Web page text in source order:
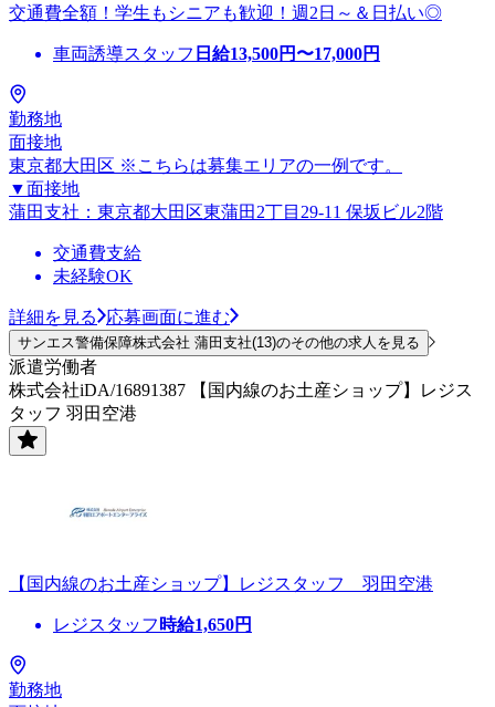
交通費全額！学生もシニアも歓迎！週2日～＆日払い◎
車両誘導スタッフ 日給13,500円〜17,000円
勤務地
面接地
東京都大田区 ※こちらは募集エリアの一例です。
▼面接地
蒲田支社：東京都大田区東蒲田2丁目29-11 保坂ビル2階
交通費支給
未経験OK
詳細を見る 応募画面に進む
サンエス警備保障株式会社 蒲田支社(13)のその他の求人を見る
派遣労働者
株式会社iDA/16891387 【国内線のお土産ショップ】レジス
タッフ 羽田空港
【国内線のお土産ショップ】レジスタッフ 羽田空港
レジスタッフ 時給1,650円
勤務地